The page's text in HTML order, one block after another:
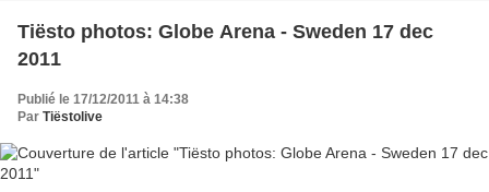
Tiësto photos: Globe Arena - Sweden 17 dec
2011
Publié le 17/12/2011 à 14:38
Par Tiëstolive